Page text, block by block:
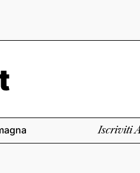
Iscriviti